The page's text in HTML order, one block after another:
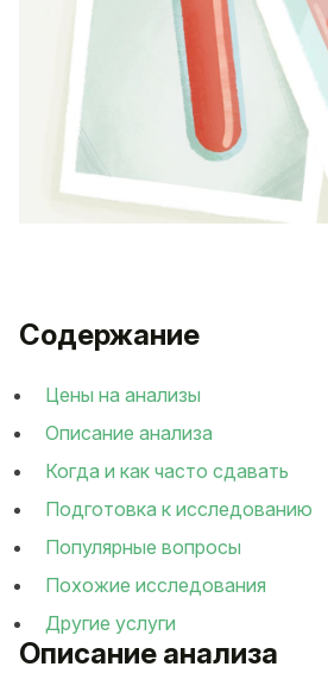
Описание анализа
Содержание
Цены на анализы
Описание анализа
Когда и как часто сдавать
Подготовка к исследованию
Популярные вопросы
Похожие исследования
Другие услуги